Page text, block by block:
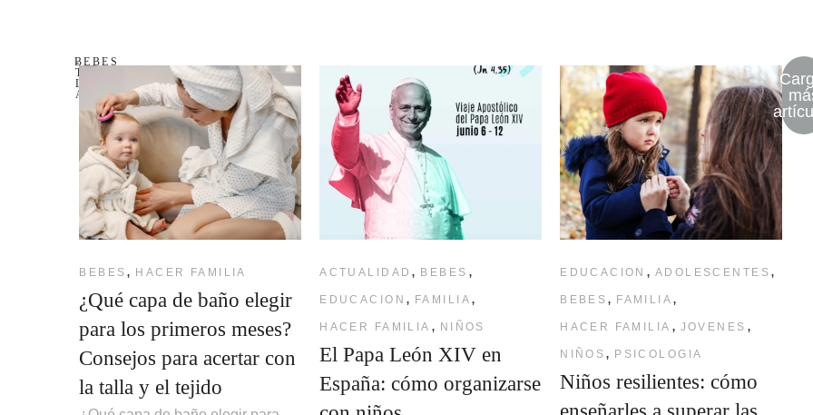
BEBES
-
TODOS
LOS
ARTÍCULOS
BEBES , HACER FAMILIA
¿Qué capa de baño elegir
para los primeros meses?
Consejos para acertar con
la talla y el tejido
ACTUALIDAD , BEBES ,
EDUCACION , FAMILIA ,
HACER FAMILIA , NIÑOS
El Papa León XIV en
España: cómo organizarse
EDUCACION , ADOLESCENTES ,
BEBES , FAMILIA ,
HACER FAMILIA , JOVENES ,
NIÑOS , PSICOLOGIA
Niños resilientes: cómo